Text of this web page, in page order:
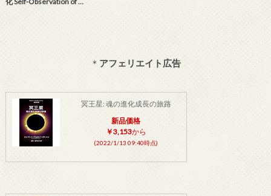
＊ アフェリエイト広告
冥王星: 魂の進化成長の旅路
新品価格
￥3,153から
(2022/1/13 09:40時点)